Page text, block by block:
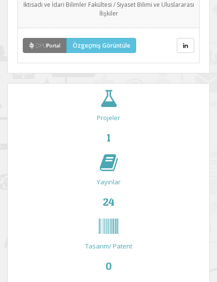
İktisadi ve İdari Bilimler Fakültesi / Siyaset Bilimi ve Uluslararası
İlişkiler
Özgeçmiş Görüntüle
Projeler
1
Yayınlar
24
Tasarım/ Patent
0